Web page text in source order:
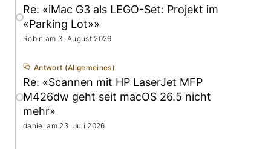
Re: «iMac G3 als LEGO-Set: Projekt im
«Parking Lot»»
Robin am 3. August 2026
Antwort (Allgemeines)
Re: «Scannen mit HP LaserJet MFP
M426dw geht seit macOS 26.5 nicht
mehr»
daniel am 23. Juli 2026